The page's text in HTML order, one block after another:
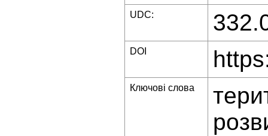
UDC:
DOI
Ключові слова